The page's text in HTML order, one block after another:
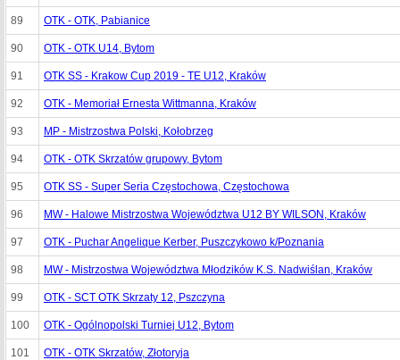
89 OTK - OTK, Pabianice
90 OTK - OTK U14, Bytom
91 OTK SS - Krakow Cup 2019 - TE U12, Kraków
92 OTK - Memoriał Ernesta Wittmanna, Kraków
93 MP - Mistrzostwa Polski, Kołobrzeg
94 OTK - OTK Skrzatów grupowy, Bytom
95 OTK SS - Super Seria Częstochowa, Częstochowa
96 MW - Halowe Mistrzostwa Województwa U12 BY WILSON, Kraków
97 OTK - Puchar Angelique Kerber, Puszczykowo k/Poznania
98 MW - Mistrzostwa Województwa Młodzików K.S. Nadwiślan, Kraków
99 OTK - SCT OTK Skrzaty 12, Pszczyna
100 OTK - Ogólnopolski Turniej U12, Bytom
101 OTK - OTK Skrzatów, Złotoryja